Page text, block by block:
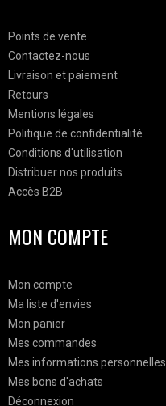
Points de vente
Contactez-nous
Livraison et paiement
Retours
Mentions légales
Politique de confidentialité
Conditions d'utilisation
Distribuer nos produits
Accès B2B
MON COMPTE
Mon compte
Ma liste d'envies
Mon panier
Mes commandes
Mes informations personnelles
Mes bons d'achats
Déconnexion